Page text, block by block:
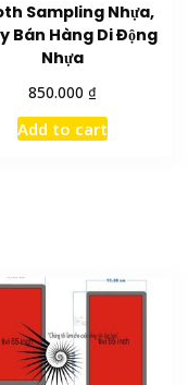
Sampling Nhựa,
Bán Hàng Di Động
Nhựa
850.000 ₫
Add to cart